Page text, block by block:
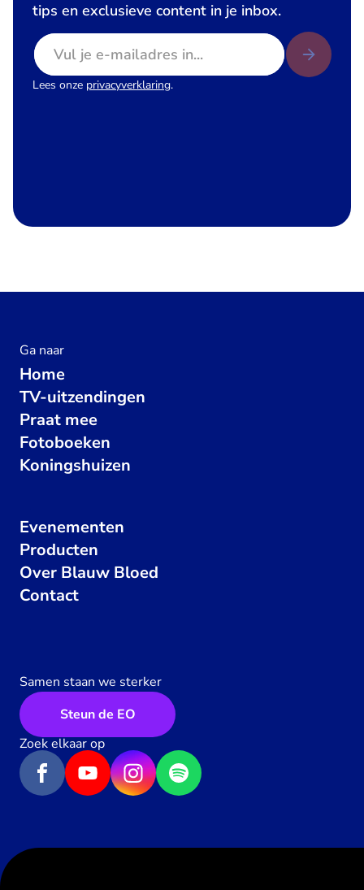
tips en exclusieve content in je inbox.
E-mailadres
Lees onze privacyverklaring.
Ga naar
Home
TV-uitzendingen
Praat mee
Fotoboeken
Koningshuizen
Evenementen
Producten
Over Blauw Bloed
Contact
Samen staan we sterker
Steun de EO
Zoek elkaar op